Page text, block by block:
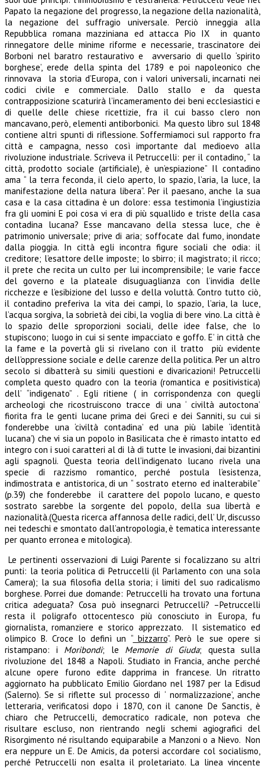
Papato la negazione del progresso, la negazione della nazionalità,
la negazione del suffragio universale. Perciò inneggia alla
Repubblica romana mazziniana ed attacca Pio IX in quanto
rinnegatore delle minime riforme e necessarie, trascinatore dei
Borboni nel baratro restaurativo e avversario di quello ‘spirito
borghese’, erede della spinta del 1789 e poi napoleonico che
rinnovava la storia d’Europa, con i valori universali, incarnati nei
codici civile e commerciale. Dallo stallo e da questa
contrapposizione scaturirà l’incameramento dei beni ecclesiastici e
di quelle delle chiese ricettizie, fra il cui basso clero non
mancavano, però, elementi antiborbonici. Ma questo libro sul 1848
contiene altri spunti di riflessione. Soffermiamoci sul rapporto fra
città e campagna, nesso così importante dal medioevo alla
rivoluzione industriale. Scriveva il Petruccelli: per il contadino, “ la
città, prodotto sociale (artificiale), è un’espiazione” Il contadino
ama “ la terra feconda, il cielo aperto, lo spazio, l’aria, la luce, la
manifestazione della natura libera”. Per il paesano, anche la sua
casa e la casa cittadina è un dolore: essa testimonia l’ingiustizia
fra gli uomini E poi cosa vi era di più squallido e triste della casa
contadina lucana? Esse mancavano della stessa luce, che è
patrimonio universale; prive di aria; soffocate dal fumo, inondate
dalla pioggia. In città egli incontra figure sociali che odia: il
creditore; l’esattore delle imposte; lo sbirro; il magistrato; il ricco;
il prete che recita un culto per lui incomprensibile; le varie facce
del governo e la plateale disuguaglianza con l’invidia delle
ricchezze e l’esibizione del lusso e della voluttà. Contro tutto ciò,
il contadino preferiva la vita dei campi, lo spazio, l’aria, la luce,
l’acqua sorgiva, la sobrietà dei cibi, la voglia di bere vino. La città è
lo spazio delle sproporzioni sociali, delle idee false, che lo
stupiscono; luogo in cui si sente impacciato e goffo. E’ in città che
la fame e la povertà gli si rivelano con il tratto più evidente
dell’oppressione sociale e delle carenze della politica. Per un altro
secolo si dibatterà su simili questioni e divaricazioni! Petruccelli
completa questo quadro con la teoria (romantica e positivistica)
dell’ “indigenato” . Egli ritiene ( in corrispondenza con quegli
archeologi che ricostruiscono tracce di una ‘ civiltà autoctona’
fiorita fra le genti lucane prima dei Greci e dei Sanniti, su cui si
fonderebbe una ‘civiltà contadina’ ed una più labile ‘identità
lucana’) che vi sia un popolo in Basilicata che è rimasto intatto ed
integro con i suoi caratteri al di là di tutte le invasioni, dai bizantini
agli spagnoli. Questa teoria dell’indigenato lucano rivela una
specie di razzismo romantico, perché postula l’esistenza,
indimostrata e antistorica, di un “ sostrato eterno ed inalterabile”
(p.39) che fonderebbe il carattere del popolo lucano, e questo
sostrato sarebbe la sorgente del popolo, della sua libertà e
nazionalità.(Questa ricerca affannosa delle radici, dell’ Ur, discusso
nei tedeschi e smontato dall’antropologia, è tematica interessante
per quanto erronea e mitologica).
Le pertinenti osservazioni di Luigi Parente si focalizzano su altri
punti: la teoria politica di Petruccelli (il Parlamento con una sola
Camera); la sua filosofia della storia; i limiti del suo radicalismo
borghese. Porrei due domande: Petruccelli ha trovato una fortuna
critica adeguata? Cosa può insegnarci Petruccelli? –Petruccelli
resta il poligrafo ottocentesco più conosciuto in Europa, fu
giornalista, romanziere e storico apprezzato. Il sistematico ed
olimpico B. Croce lo definì un “bizzarro”. Però le sue opere si
ristampano: i Moribondi; le Memorie di Giuda; questa sulla
rivoluzione del 1848 a Napoli. Studiato in Francia, anche perché
alcune opere furono edite dapprima in francese. Un ritratto
aggiornato ha pubblicato Emilio Giordano nel 1987 per la Edisud
(Salerno). Se si riflette sul processo di ‘ normalizzazione’, anche
letteraria, verificatosi dopo i 1870, con il canone De Sanctis, è
chiaro che Petruccelli, democratico radicale, non poteva che
risultare escluso, non rientrando negli schemi agiografici del
Risorgimento né risultando equiparabile a Manzoni o a Nievo. Non
era neppure un E. De Amicis, da potersi accordare col socialismo,
perché Petruccelli non esalta il proletariato. La linea vincente